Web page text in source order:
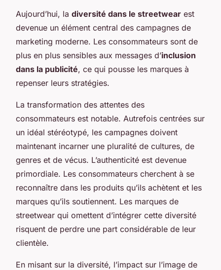
Aujourd’hui, la diversité dans le streetwear est
devenue un élément central des campagnes de
marketing moderne. Les consommateurs sont de
plus en plus sensibles aux messages d’inclusion
dans la publicité, ce qui pousse les marques à
repenser leurs stratégies.
La transformation des attentes des
consommateurs est notable. Autrefois centrées sur
un idéal stéréotypé, les campagnes doivent
maintenant incarner une pluralité de cultures, de
genres et de vécus. L’authenticité est devenue
primordiale. Les consommateurs cherchent à se
reconnaître dans les produits qu’ils achètent et les
marques qu’ils soutiennent. Les marques de
streetwear qui omettent d’intégrer cette diversité
risquent de perdre une part considérable de leur
clientèle.
En misant sur la diversité, l’impact sur l’image de